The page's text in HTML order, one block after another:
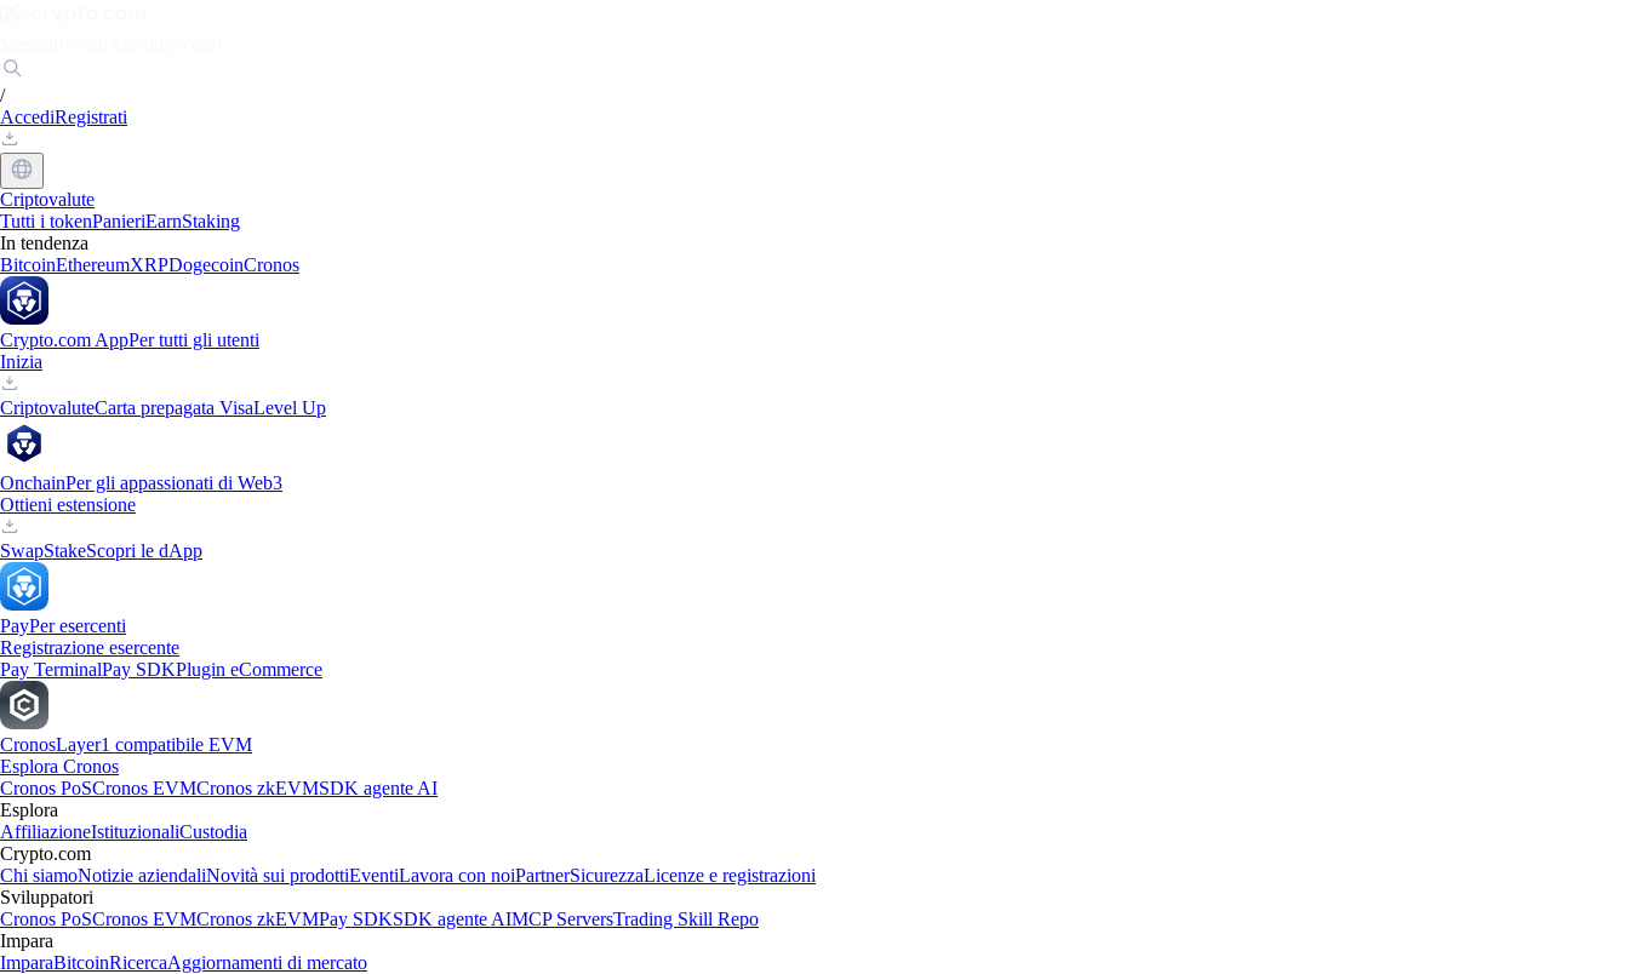
/
AccediRegistrati
Criptovalute
Tutti i tokenPanieriEarnStaking
In tendenza
BitcoinEthereumXRPDogecoinCronos
Crypto.com AppPer tutti gli utenti
Inizia
CriptovaluteCarta prepagata VisaLevel Up
OnchainPer gli appassionati di Web3
Ottieni estensione
SwapStakeScopri le dApp
PayPer esercenti
Registrazione esercente
Pay TerminalPay SDKPlugin eCommerce
CronosLayer1 compatibile EVM
Esplora Cronos
Cronos PoSCronos EVMCronos zkEVMSDK agente AI
Esplora
AffiliazioneIstituzionaliCustodia
Crypto.com
Chi siamoNotizie aziendaliNovità sui prodottiEventiLavora con noiPartnerSicurezzaLicenze e registrazioni
Sviluppatori
Cronos PoSCronos EVMCronos zkEVMPay SDKSDK agente AIMCP ServersTrading Skill Repo
Impara
ImparaBitcoinRicercaAggiornamenti di mercato